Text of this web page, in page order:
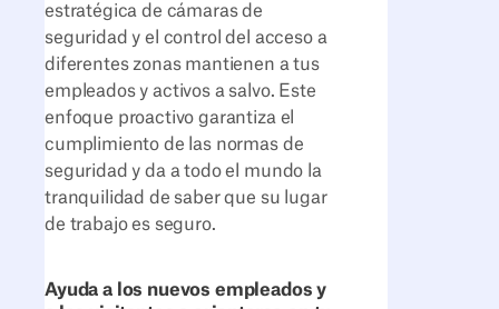
estratégica de cámaras de
seguridad y el control del acceso a
diferentes zonas mantienen a tus
empleados y activos a salvo. Este
enfoque proactivo garantiza el
cumplimiento de las normas de
seguridad y da a todo el mundo la
tranquilidad de saber que su lugar
de trabajo es seguro.
Ayuda a los nuevos empleados y